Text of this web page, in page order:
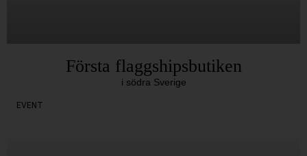
Första flaggshipsbutiken
i södra Sverige
EVENT